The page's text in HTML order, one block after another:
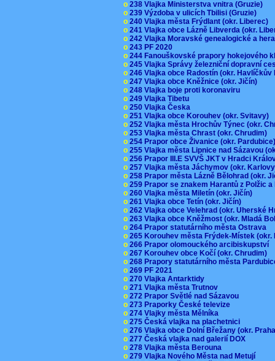
o 238 Vlajka Ministerstva vnitra (Gruzie)
o 239 Výzdoba v ulicích Tbilisi (Gruzie)
o 240 Vlajka města Frýdlant (okr. Liberec)
o 241 Vlajka obce Lázně Libverda (okr.
o 242 Vlajka Moravské genealogické a
o 243 PF 2020
o 244 Fanouškovské prapory hokejového
o 245 Vlajka Správy železniční dopravní
o 246 Vlajka obce Radostín (okr.
o 247 Vlajka obce Kněžnice (okr. Jičín)
o 248 Vlajka boje proti koronaviru
o 249 Vlajka Tibetu
o 250 Vlajka Česka
o 251 Vlajka obce Korouhev (okr. Svitavy)
o 252 Vlajka města Hrochův Týnec (okr.
o 253 Vlajka města Chrast (okr. Chrudim)
o 254 Prapor obce Živanice (okr.
o 255 Vlajka města Lipnice nad Sázavou
o 256 Prapor III.E SVVŠ JKT v Hradci
o 257 Vlajka města Jáchymov (okr.
o 258 Prapor města Lázně Bělohrad (okr.
o 259 Prapor se znakem Harantů z Polžic
o 260 Vlajka města Miletín (okr. Jičín)
o 261 Vlajka obce Tetín (okr. Jičín)
o 262 Vlajka obce Velehrad (okr. Uherské
o 263 Vlajka obce Kněžmost (okr. Mladá
o 264 Prapor statutárního města Ostrava
o 265 Korouhev města Frýdek-Místek
o 266 Prapor olomouckého arcibiskupství
o 267 Korouhev obce Kočí (okr. Chrudim)
o 268 Prapory statutárního města
o 269 PF 2021
o 270 Vlajka Antarktidy
o 271 Vlajka města Trutnov
o 272 Prapor Světlé nad Sázavou
o 273 Praporky České televize
o 274 Vlajky města Mělníka
o 275 Česká vlajka na plachetnici
o 276 Vlajka obce Dolní Břežany (okr.
o 277 Česká vlajka nad galerií DOX
o 278 Vlajka města Berouna
o 279 Vlajka Nového Města nad Metují